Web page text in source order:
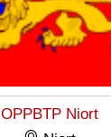
OPPBTP Niort